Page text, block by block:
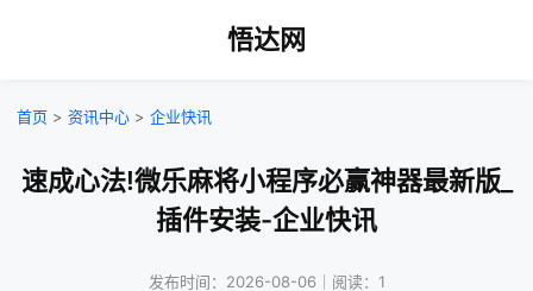
悟达网
首页 > 资讯中心 > 企业快讯
速成心法!微乐麻将小程序必赢神器最新版_
插件安装-企业快讯
发布时间：2026-08-06｜阅读：1